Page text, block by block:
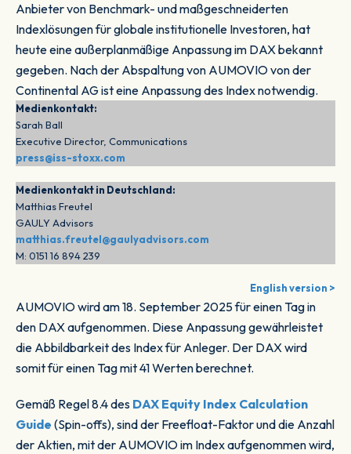
Anbieter von Benchmark- und maßgeschneiderten
Indexlösungen für globale institutionelle Investoren, hat
heute eine außerplanmäßige Anpassung im DAX bekannt
gegeben. Nach der Abspaltung von AUMOVIO von der
Continental AG ist eine Anpassung des Index notwendig.
Medienkontakt:
Sarah Ball
Executive Director, Communications
press@iss-stoxx.com
Medienkontakt in Deutschland:
Matthias Freutel
GAULY Advisors
matthias.freutel@gaulyadvisors.com
M: 0151 16 894 239
English version >
AUMOVIO wird am 18. September 2025 für einen Tag in
den DAX aufgenommen. Diese Anpassung gewährleistet
die Abbildbarkeit des Index für Anleger. Der DAX wird
somit für einen Tag mit 41 Werten berechnet.
Gemäß Regel 8.4 des DAX Equity Index Calculation
Guide (Spin-offs), sind der Freefloat-Faktor und die Anzahl
der Aktien, mit der AUMOVIO im Index aufgenommen wird,